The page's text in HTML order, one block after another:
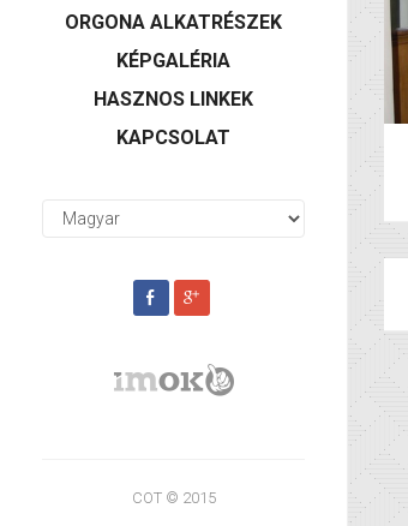
ORGONA ALKATRÉSZEK
KÉPGALÉRIA
HASZNOS LINKEK
KAPCSOLAT
COT © 2015